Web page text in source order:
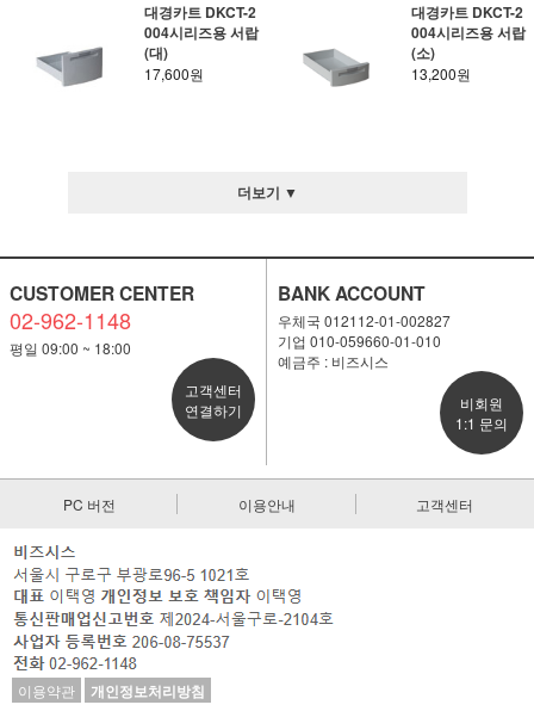
대경카트 DKCT-2
004시리즈용 서랍
(대)
17,600원
대경카트 DKCT-2
004시리즈용 서랍
(소)
13,200원
더보기 ▼
CUSTOMER CENTER
02-962-1148
평일 09:00 ~ 18:00
고객센터
연결하기
BANK ACCOUNT
우체국 012112-01-002827
기업 010-059660-01-010
예금주 : 비즈시스
비회원
1:1 문의
PC 버전 이용안내 고객센터
이용약관 개인정보처리방침